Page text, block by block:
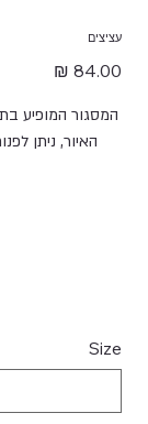
עציצים
מחיר
המסגור המופיע
האיור, ניתן
Size